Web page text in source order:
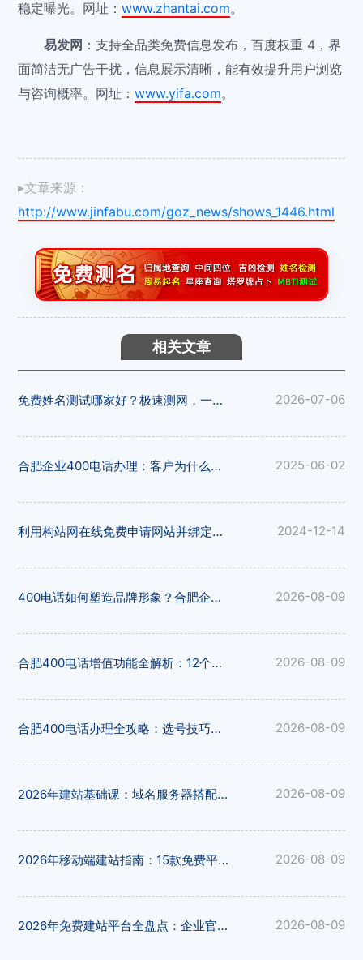
稳定曝光。网址：www.zhantai.com。
易发网 ：支持全品类免费信息发布，百度权重 4，界
面简洁无广告干扰，信息展示清晰，能有效提升用户浏览
与咨询概率。网址：www.yifa.com。
▸文章来源：
http://www.jinfabu.com/goz_news/shows_1446.html
相关文章
免费姓名测试哪家好？极速测网，一键解锁姓名隐藏寓意 2026-07-06
合肥企业400电话办理：客户为什么更愿意拨打400电话 2025-06-02
利用构站网在线免费申请网站并绑定域名 2024-12-14
400电话如何塑造品牌形象？合肥企业选号与12大平台推荐 2026-08-09
合肥400电话增值功能全解析：12个办理平台功能对比一览 2026-08-09
合肥400电话办理全攻略：选号技巧与12大办理平台深度对比 2026-08-09
2026年建站基础课：域名服务器搭配方案与15大免费建站平台 2026-08-09
2026年移动端建站指南：15款免费平台响应式适配能力横评 2026-08-09
2026年免费建站平台全盘点：企业官网与电商建站如何抉择 2026-08-09